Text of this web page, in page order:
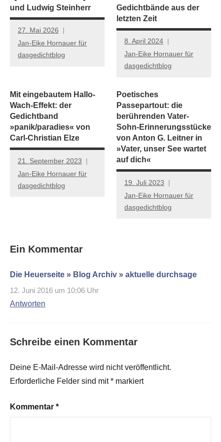
und Ludwig Steinherr
27. Mai 2026
Jan-Eike Hornauer für
dasgedichtblog
Gedichtbände aus der
letzten Zeit
8. April 2024
Jan-Eike Hornauer für
dasgedichtblog
Mit eingebautem Hallo-
Wach-Effekt: der
Gedichtband
»panik/paradies« von
Carl-Christian Elze
21. September 2023
Jan-Eike Hornauer für
dasgedichtblog
Poetisches
Passepartout: die
berührenden Vater-
Sohn-Erinnerungsstücke
von Anton G. Leitner in
»Vater, unser See wartet
auf dich«
19. Juli 2023
Jan-Eike Hornauer für
dasgedichtblog
Ein Kommentar
Die Heuerseite » Blog Archiv » aktuelle durchsage
12. Juni 2016 um 10:06 Uhr
Antworten
Schreibe einen Kommentar
Deine E-Mail-Adresse wird nicht veröffentlicht.
Erforderliche Felder sind mit* markiert
Kommentar *